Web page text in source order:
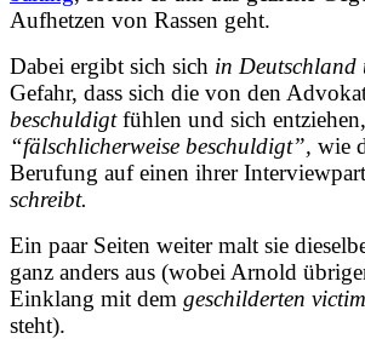
Aufhetzen von Rassen geht.
Dabei ergibt sich sich in Deutschland
Gefahr, dass sich die von den
beschuldigtfühlen und sich entziehen,
“fälschlicherweise beschuldigt”, wie
Berufung auf einen ihrer
schreibt.
Ein paar Seiten weiter malt sie
ganz anders aus (wobei Arnold
Einklang mit dem geschilderten
steht).